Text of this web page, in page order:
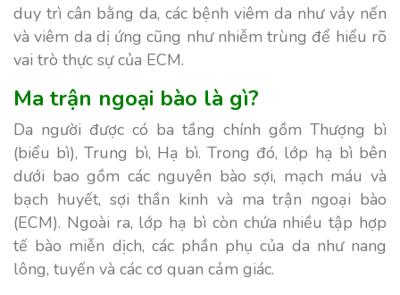
duy trì cân bằng da, các bệnh viêm da như vảy nến
và viêm da dị ứng cũng như nhiễm trùng để hiểu rõ
vai trò thực sự của ECM.
Ma trận ngoại bào là gì?
Da người được có ba tầng chính gồm Thượng bì
(biểu bì), Trung bì, Hạ bì. Trong đó, lớp hạ bì bên
dưới bao gồm các nguyên bào sợi, mạch máu và
bạch huyết, sợi thần kinh và ma trận ngoại bào
(ECM). Ngoài ra, lớp hạ bì còn chứa nhiều tập hợp
tế bào miễn dịch, các phần phụ của da như nang
lông, tuyến và các cơ quan cảm giác.